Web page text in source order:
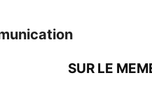
SUR LE